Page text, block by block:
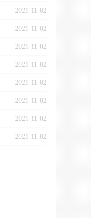
2021-11-02
2021-11-02
2021-11-02
2021-11-02
2021-11-02
2021-11-02
2021-11-02
2021-11-02